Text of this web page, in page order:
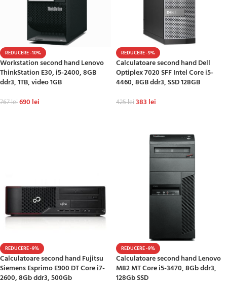
REDUCERE -10%
Workstation second hand Lenovo
ThinkStation E30, i5-2400, 8GB
ddr3, 1TB, video 1GB
767lei690 lei
REDUCERE -9%
Calculatoare second hand Dell
Optiplex 7020 SFF Intel Core i5-
4460, 8GB ddr3, SSD 128GB
425lei383 lei
REDUCERE -9%
Calculatoare second hand Fujitsu
Siemens Esprimo E900 DT Core i7-
2600, 8Gb ddr3, 500Gb
REDUCERE -9%
Calculatoare second hand Lenovo
M82 MT Core i5-3470, 8Gb ddr3,
128Gb SSD